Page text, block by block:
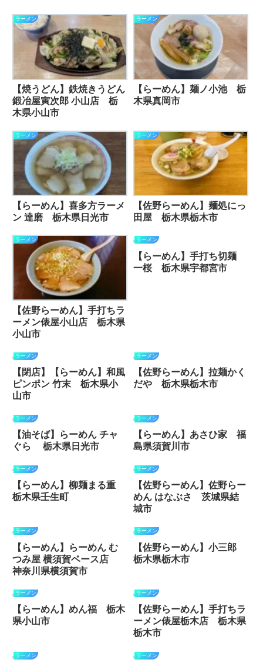
ラーメン
【焼うどん】鉄焼きうどん
鍛冶屋寅次郎 小山店 栃
木県小山市
ラーメン
【らーめん】麺ノ小池 栃
木県真岡市
ラーメン
【らーめん】喜多方ラーメ
ン 達磨 栃木県日光市
ラーメン
【佐野らーめん】麺処にっ
田屋 栃木県栃木市
ラーメン
【佐野らーめん】手打ちラ
ーメン俵屋小山店 栃木県
小山市
ラーメン
【らーめん】手打ち切麺
一桜 栃木県宇都宮市
ラーメン
【閉店】【らーめん】和風
ピンポン 竹末 栃木県小
山市
ラーメン
【佐野らーめん】拉麺かく
だや 栃木県栃木市
ラーメン
【油そば】らーめん チャ
ぐら 栃木県日光市
ラーメン
【らーめん】あさひ家 福
島県須賀川市
ラーメン
【らーめん】柳麺まる重
栃木県壬生町
ラーメン
【佐野らーめん】佐野らー
めん はなぶさ 茨城県結
城市
ラーメン
【らーめん】らーめん む
つみ屋 横須賀ベース店
神奈川県横須賀市
ラーメン
【佐野らーめん】小三郎
栃木県栃木市
ラーメン
【らーめん】めん福 栃木
県小山市
ラーメン
【佐野らーめん】手打ちラ
ーメン俵屋栃木店 栃木県
栃木市
ラーメン ラーメン